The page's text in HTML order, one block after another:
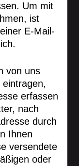
Um mit
ist
E-Mail-
von uns
erfassen
nach
durch
Ihnen
versendete
oder